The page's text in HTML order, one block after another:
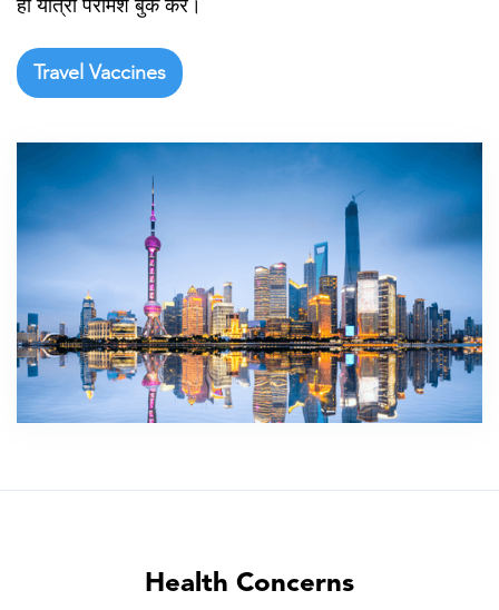
ही यात्रा परामर्श बुक करें।
Travel Vaccines
Health Concerns